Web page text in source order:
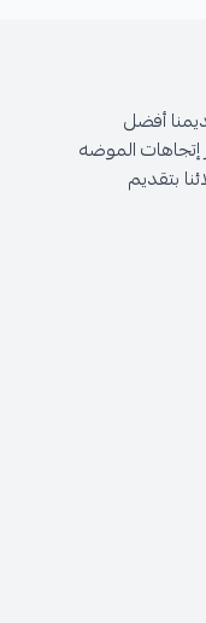
أفضل
إتجاهات الموضه
بتقديم